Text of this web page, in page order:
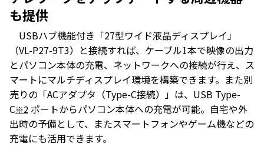
も提供
USBハブ機能付き「27型ワイド液晶ディスプレイ」
（VL-P27-9T3）と接続すれば、ケーブル1本で映像の出力
とパソコン本体の充電、ネットワークへの接続が行え、ス
マートにマルチディスプレイ環境を構築できます。また別
売りの「ACアダプタ（Type-C接続）」は、USB Type-
C※2 ポートからパソコン本体への充電が可能。自宅や外
出時の予備として、またスマートフォンやゲーム機などの
充電にも活用できます。